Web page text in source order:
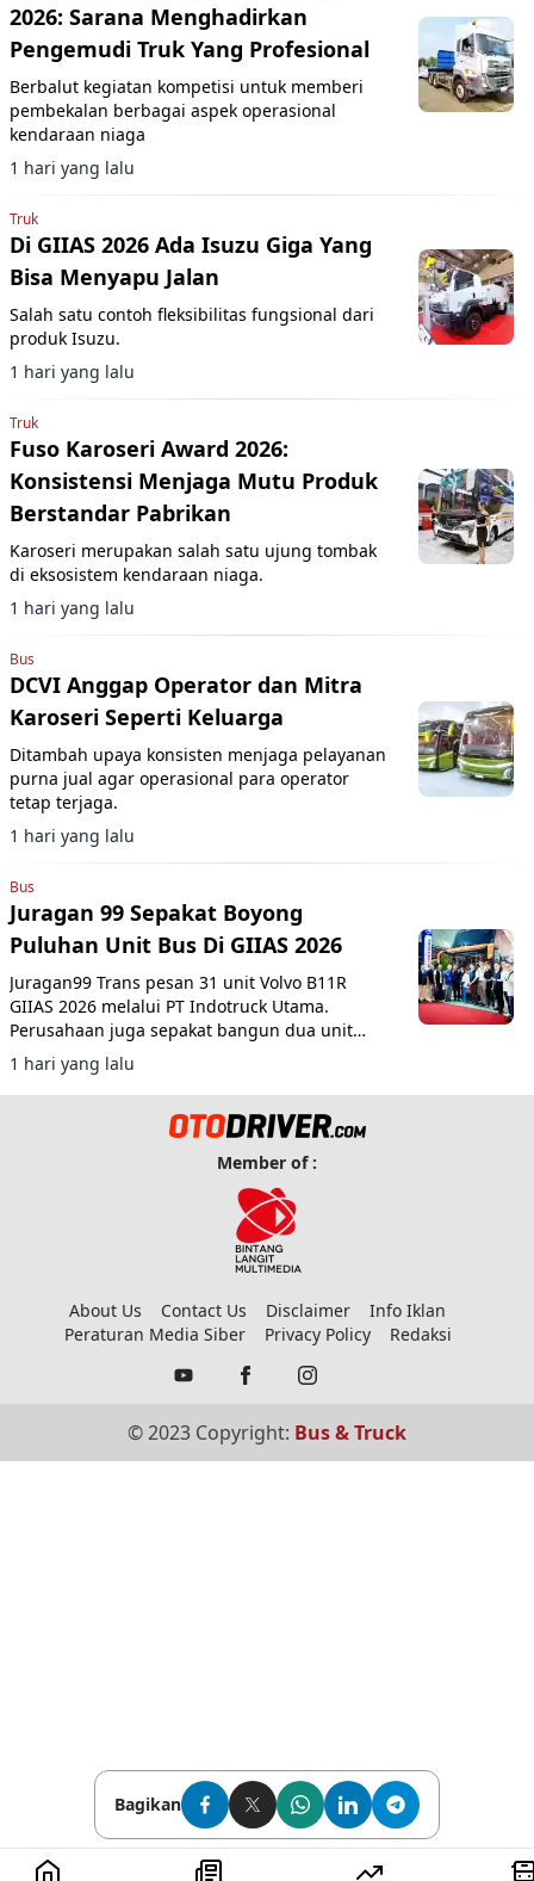
2026: Sarana Menghadirkan
Pengemudi Truk Yang Profesional
Berbalut kegiatan kompetisi untuk memberi
pembekalan berbagai aspek operasional
kendaraan niaga
1 hari yang lalu
Truk
Di GIIAS 2026 Ada Isuzu Giga Yang
Bisa Menyapu Jalan
Salah satu contoh fleksibilitas fungsional dari
produk Isuzu.
1 hari yang lalu
Truk
Fuso Karoseri Award 2026:
Konsistensi Menjaga Mutu Produk
Berstandar Pabrikan
Karoseri merupakan salah satu ujung tombak
di eksosistem kendaraan niaga.
1 hari yang lalu
Bus
DCVI Anggap Operator dan Mitra
Karoseri Seperti Keluarga
Ditambah upaya konsisten menjaga pelayanan
purna jual agar operasional para operator
tetap terjaga.
1 hari yang lalu
Bus
Juragan 99 Sepakat Boyong
Puluhan Unit Bus Di GIIAS 2026
Juragan99 Trans pesan 31 unit Volvo B11R
GIIAS 2026 melalui PT Indotruck Utama.
Perusahaan juga sepakat bangun dua unit
double decker berbasis sasis Scania K450CB
untuk layanan AKAP premium.
1 hari yang lalu
Bagikan
Member of :
About Us Contact Us Disclaimer
Info Iklan
Peraturan Media Siber
Privacy Policy Redaksi
© 2023 Copyright: Bus & Truck